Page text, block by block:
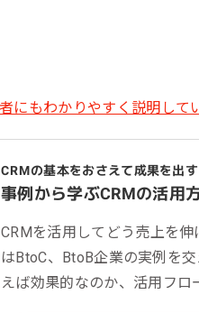
CRMの基本をおさえて成果を出す
事例から学ぶCRMの活用
CRMを活用してどう売上を
はBtoC、BtoB企業の実例を
えば効果的なのか、活用フロ